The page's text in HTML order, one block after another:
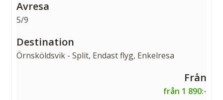
5/9
Örnsköldsvik - Split, Endast flyg, Enkelresa
från 1 890:-